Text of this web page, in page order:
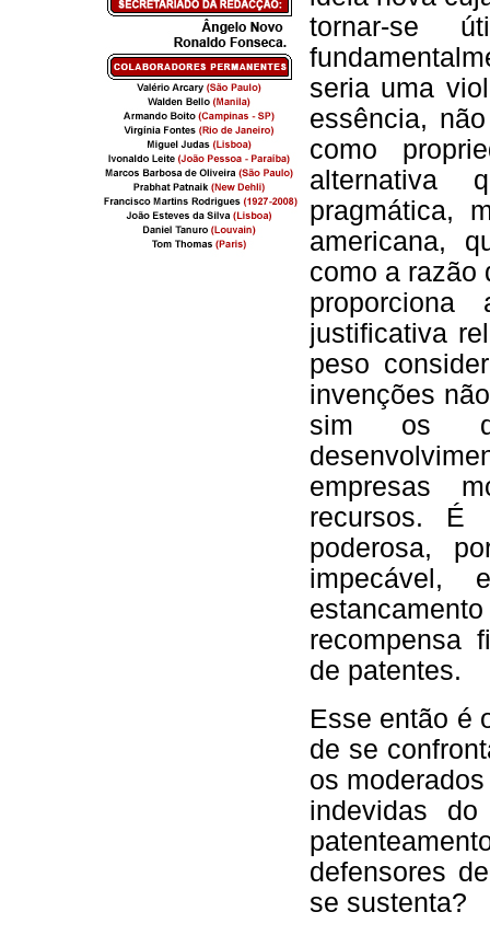
tornar-se
seria uma
essência,
como
alternativa
pragmática,
americana,
como a razão
justificativa
peso
invenções
sim os
empresas
recursos. É
poderosa,
recompensa
de patentes.
Esse então é
de se
os
indevidas
defensores
se sustenta?